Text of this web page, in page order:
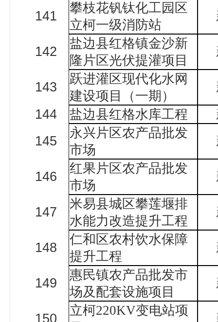
141
攀枝花钒钛化工园区
立柯一级消防站
142
盐边县红格镇金沙新
隆片区光伏提灌项目
143
跃进灌区现代化水网
建设项目（一期）
144
盐边县红格水库工程
145
永兴片区农产品批发
市场
146
红果片区农产品批发
市场
147
米易县城区攀莲堰排
水能力改造提升工程
148
仁和区农村饮水保障
提升工程
149
惠民镇农产品批发市
场及配套设施项目
150
立柯220KV变电站项